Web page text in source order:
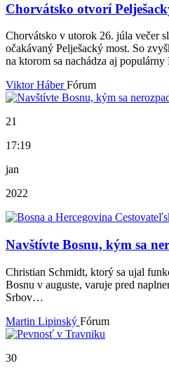
Chorvátsko otvorí
Chorvátsko v utorok 26. júla večer
očakávaný Pelješacký most. So
na ktorom sa nachádza aj
Viktor HáberFórum
21
17:19
jan
2022
Navštívte Bosnu, kým sa
Christian Schmidt, ktorý sa ujal
Bosnu v auguste, varuje pred
Srbov…
Martin Lipinský Fórum
30